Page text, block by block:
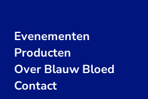
Evenementen
Producten
Over Blauw Bloed
Contact